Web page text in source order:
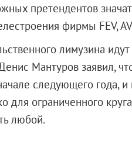
претендентов
фирмы FEV,
лимузина идут
Мантуров заявил,
следующего года, и
для ограниченного
любой.